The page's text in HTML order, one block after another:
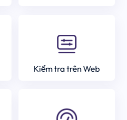
Kiểm tra trên Web